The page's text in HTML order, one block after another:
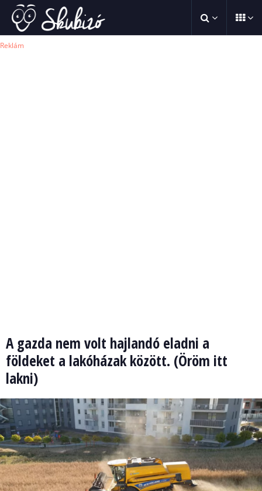
Reklám
A gazda nem volt hajlandó eladni a
földeket a lakóházak között. (Öröm itt
lakni)